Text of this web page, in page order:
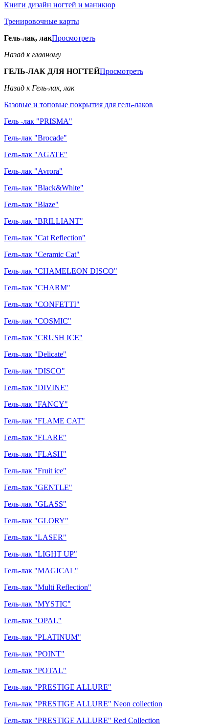
Книги дизайн ногтей и маникюр
Тренировочные карты
Гель-лак, лакПросмотреть
Назад к главному
ГЕЛЬ-ЛАК ДЛЯ НОГТЕЙПросмотреть
Назад к Гель-лак, лак
Базовые и топовые покрытия для гель-лаков
Гель -лак "PRISMA"
Гель-лак "Brocade"
Гель-лак "AGATE"
Гель-лак "Avrora"
Гель-лак "Black&White"
Гель-лак "Blaze"
Гель-лак "BRILLIANT"
Гель-лак "Cat Reflection"
Гель-лак "Ceramic Cat"
Гель-лак "CHAMELEON DISCO"
Гель-лак "CHARM"
Гель-лак "CONFETTI"
Гель-лак "COSMIC"
Гель-лак "CRUSH ICE"
Гель-лак "Delicate"
Гель-лак "DISCO"
Гель-лак "DIVINE"
Гель-лак "FANCY"
Гель-лак "FLAME CAT"
Гель-лак "FLARE"
Гель-лак "FLASH"
Гель-лак "Fruit ice"
Гель-лак "GENTLE"
Гель-лак "GLASS"
Гель-лак "GLORY"
Гель-лак "LASER"
Гель-лак "LIGHT UP"
Гель-лак "MAGICAL"
Гель-лак "Multi Reflection"
Гель-лак "MYSTIC"
Гель-лак "OPAL"
Гель-лак "PLATINUM"
Гель-лак "POINT"
Гель-лак "POTAL"
Гель-лак "PRESTIGE ALLURE"
Гель-лак "PRESTIGE ALLURE" Neon collection
Гель-лак "PRESTIGE ALLURE" Red Collection